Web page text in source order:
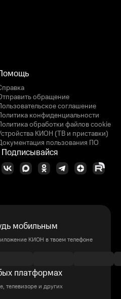
обращение
соглашение
конфиденциальности
обработки файлов cookie
КИОН (ТВ и приставки)
пользования ПО
Подписывайся
мобильным
КИОН в твоем телефоне
платформах
телевизоре и других